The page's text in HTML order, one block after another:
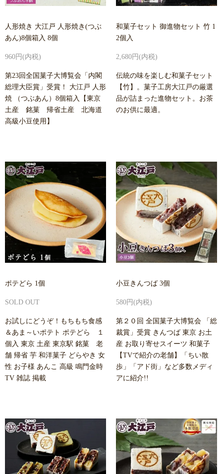
人形焼き 大江戸 人形焼き(つぶ
あん)8個箱入 8個
960円(内税)
第23回全国菓子大博覧会「内閣
総理大臣賞」受賞！ 大江戸 人形
焼 （つぶあん）8個箱入【東京
土産 銘菓 帰省土産 北海道
高級小豆使用】
和菓子セット 御進物セット 竹 1
2個入
2,680円(内税)
伝統の味を楽しむ和菓子セット
【竹】。菓子工房大江戸の厳選
品が詰まった進物セット。お茶
のお供に最適。
ポテどら 1個
SOLD OUT
お試しにどうぞ！もちもち食感
＆あま～いポテト ポテどら １
個入 東京 土産 東京駅 銘菓 老
舗 帰省 芋 和洋菓子 どらやき 女
性 お子様 あんこ 高級 鳴門金時
TV 雑誌 掲載
小豆きんつば 3個
580円(内税)
第２０回 全国菓子大博覧会 「総
裁賞」受賞 きんつば 東京 お土
産 お取り寄せスイーツ 和菓子
【TVで紹介の老舗】「ちい散
歩」「アド街」など多数メディ
アに紹介!!